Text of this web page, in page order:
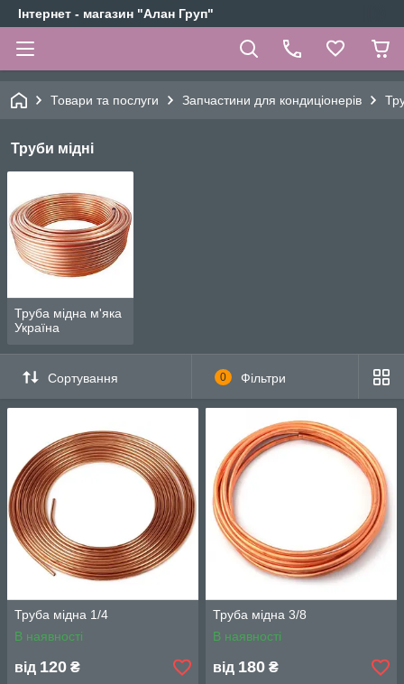
Інтернет - магазин "Алан Груп"
Товари та послуги Запчастини для кондиціонерів
Труби мідні
Труба мідна м'яка
Україна
Сортування 0 Фільтри
Труба мідна 1/4
В наявності
від 120 ₴
Труба мідна 3/8
В наявності
від 180 ₴